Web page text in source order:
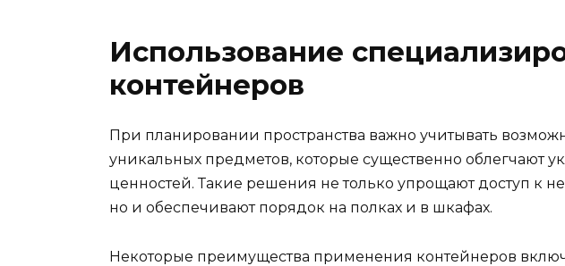
Использование
контейнеров
При планировании пространства важно учитывать
уникальных предметов, которые существенно облегчают
ценностей. Такие решения не только упрощают доступ к
но и обеспечивают порядок на полках и в шкафах.
Некоторые преимущества применения контейнеров